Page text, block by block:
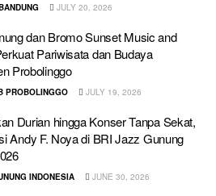
JULY 20, 2026
dan Bromo Sunset Music and
Pariwisata dan Budaya
Probolinggo
PROBOLINGGO JULY 19, 2026
Durian hingga Konser Tanpa Sekat,
Andy F. Noya di BRI Jazz Gunung
INDONESIA JUNE 30, 2026